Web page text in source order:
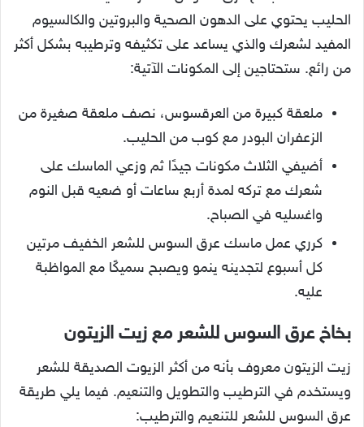
الحليب يحتوي على الدهون الصحية والبروتين والكالسيوم
المفيد لشعرك والذي يساعد على تكثيفه وترطيبه بشكل أكثر
من رائع. ستحتاجين إلى المكونات الآتية:
ملعقة كبيرة من العرقسوس، نصف ملعقة صغيرة من
الزعفران البودر مع كوب من الحليب.
أضيفي الثلاث مكونات جيدًا ثم وزعي الماسك على
شعرك مع تركه لمدة أربع ساعات أو ضعيه قبل النوم
واغسليه في الصباح.
كرري عمل ماسك عرق السوس للشعر الخفيف مرتين
كل أسبوع لتجدينه ينمو ويصبح سميكًا مع المواظبة
عليه.
بخاخ عرق السوس للشعر مع زيت الزيتون
زيت الزيتون معروف بأنه من أكثر الزيوت الصديقة للشعر
ويستخدم في الترطيب والتطويل والتنعيم. فيما يلي طريقة
عرق السوس للشعر للتنعيم والترطيب: